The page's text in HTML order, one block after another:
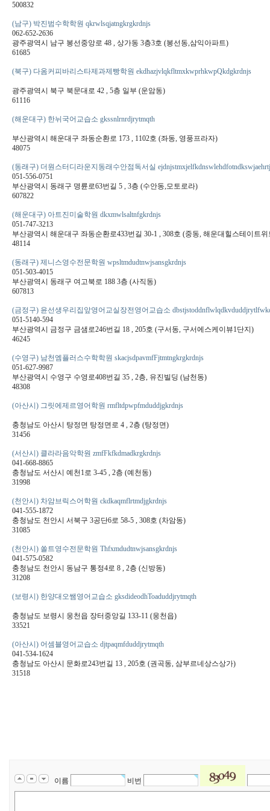
500832
(남구) 박진범수학학원 qkrwlsqjatngkrgkrdnjs
062-652-2636
광주광역시 남구 봉선중앙로 48 , 상가동 3층3호 (봉선동,삼익아파트)
61685
(북구) 다옴커피바리스타제과제빵학원 ekdhazjvlqkfltmxkwprhkwpQkdgkrdnjs
광주광역시 북구 북문대로 42 , 5층 일부 (운암동)
61116
(해운대구) 한뉘국어교습소 gkssnlrnrdjrytmqth
부산광역시 해운대구 좌동순환로 173 , 1102호 (좌동, 영풍프라자)
48075
(동래구) 더원스터디라운지동래수안점독서실
051-556-0751
부산광역시 동래구 명륜로63번길 5 , 3층 (수안동,모토로라)
607822
(해운대구) 아트진미술학원 dkxmwlsaltnfgkrdnjs
051-747-3213
부산광역시 해운대구 좌동순환로433번길 30-1 , 308호 (중동, 해운대힐스테이트위
48114
(동래구) 제니스영수전문학원 wpsltmdudtnwjsansgkrdnjs
051-503-4015
부산광역시 동래구 여고북로 188 3층 (사직동)
607813
(금정구) 윤선생우리집앞영어교실장전영어교습소
051-5140-594
부산광역시 금정구 금샘로246번길 18 , 205호 (구서동, 구서에스케이뷰1단지)
46245
(수영구) 남천엠플러스수학학원 skacjsdpavmfFjtmtngkrgkrdnjs
051-627-9987
부산광역시 수영구 수영로408번길 35 , 2층, 유진빌딩 (남천동)
48308
(아산시) 그릿에제르영어학원 rmfltdpwpfmduddjgkrdnjs
충청남도 아산시 탕정면 탕정면로 4 , 2층 (탕정면)
31456
(서산시) 클라라음악학원 zmfFkfkdmadkrgkrdnjs
041-668-8865
충청남도 서산시 예천1로 3-45 , 2층 (예천동)
31998
(천안시) 차암브릭스어학원 ckdkaqmflrtmdjgkrdnjs
041-555-1872
충청남도 천안시 서북구 3공단6로 58-5 , 308호 (차암동)
31085
(천안시) 쏠트영수전문학원 Thfxmdudtnwjsansgkrdnjs
041-575-0582
충청남도 천안시 동남구 통정4로 8 , 2층 (신방동)
31208
(보령시) 한양대오쌤영어교습소 gksdideodhToaduddjrytmqth
충청남도 보령시 웅천읍 장터중앙길 133-11 (웅천읍)
33521
(아산시) 어셈블영어교습소 djtpaqmfduddjrytmqth
041-534-1624
충청남도 아산시 문화로243번길 13 , 205호 (권곡동, 삼부르네상스상가)
31518
이름 비번